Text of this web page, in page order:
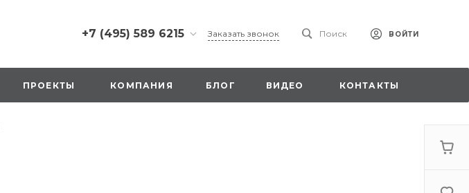
+7 (495) 589 6215
+7 (495) 589 6215
г. Москва, Русаковская
ул., д.1, вход с улицы со
стороны ТТК
Заказать звонок Поиск ВОЙТИ
ПРОЕКТЫ КОМПАНИЯ БЛОГ ВИДЕО КОНТАКТЫ